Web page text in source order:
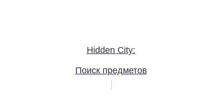
Hidden City:
Поиск предметов